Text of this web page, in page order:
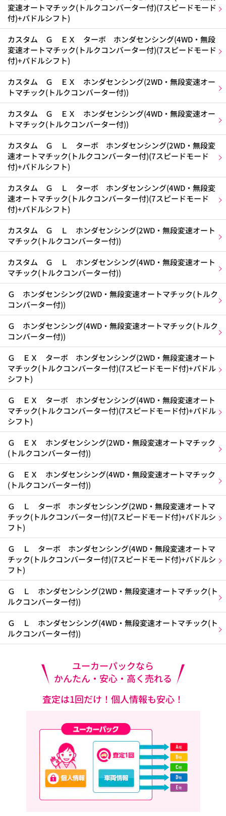
変速オートマチック(トルクコンバーター付)(7スピードモード
付)+パドルシフト)
カスタム Ｇ ＥＸ ターボ ホンダセンシング(4WD・無段
変速オートマチック(トルクコンバーター付)(7スピードモード
付)+パドルシフト)
カスタム Ｇ ＥＸ ホンダセンシング(2WD・無段変速オー
トマチック(トルクコンバーター付))
カスタム Ｇ ＥＸ ホンダセンシング(4WD・無段変速オー
トマチック(トルクコンバーター付))
カスタム Ｇ Ｌ ターボ ホンダセンシング(2WD・無段変
速オートマチック(トルクコンバーター付)(7スピードモード
付)+パドルシフト)
カスタム Ｇ Ｌ ターボ ホンダセンシング(4WD・無段変
速オートマチック(トルクコンバーター付)(7スピードモード
付)+パドルシフト)
カスタム Ｇ Ｌ ホンダセンシング(2WD・無段変速オート
マチック(トルクコンバーター付))
カスタム Ｇ Ｌ ホンダセンシング(4WD・無段変速オート
マチック(トルクコンバーター付))
Ｇ ホンダセンシング(2WD・無段変速オートマチック(トルク
コンバーター付))
Ｇ ホンダセンシング(4WD・無段変速オートマチック(トルク
コンバーター付))
Ｇ ＥＸ ターボ ホンダセンシング(2WD・無段変速オート
マチック(トルクコンバーター付)(7スピードモード付)+パドル
シフト)
Ｇ ＥＸ ターボ ホンダセンシング(4WD・無段変速オート
マチック(トルクコンバーター付)(7スピードモード付)+パドル
シフト)
Ｇ ＥＸ ホンダセンシング(2WD・無段変速オートマチック
(トルクコンバーター付))
Ｇ ＥＸ ホンダセンシング(4WD・無段変速オートマチック
(トルクコンバーター付))
Ｇ Ｌ ターボ ホンダセンシング(2WD・無段変速オートマ
チック(トルクコンバーター付)(7スピードモード付)+パドルシ
フト)
Ｇ Ｌ ターボ ホンダセンシング(4WD・無段変速オートマ
チック(トルクコンバーター付)(7スピードモード付)+パドルシ
フト)
Ｇ Ｌ ホンダセンシング(2WD・無段変速オートマチック(ト
ルクコンバーター付))
Ｇ Ｌ ホンダセンシング(4WD・無段変速オートマチック(ト
ルクコンバーター付))
ユーカーパックなら
かんたん・安心・高く売れる
査定は1回だけ！個人情報も安心！